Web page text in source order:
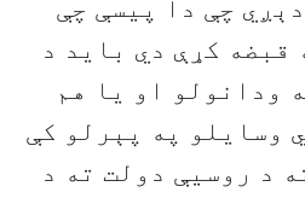
چې دا پيسې چې
قبضه کړې دي بايد د
ودانولو او يا هم
وسايلو په پېرلو کې
د روسيې دولت ته د